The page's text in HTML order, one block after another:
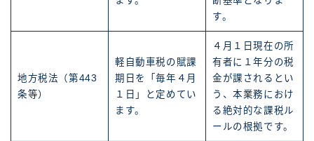
す。
地方税法（第443
条等）
軽自動車税の賦課
期日を「毎年４月
１日」と定めてい
ます。
４月１日現在の所
有者に１年分の税
金が課されるとい
う、本業務におけ
る絶対的な課税ル
ールの根拠です。